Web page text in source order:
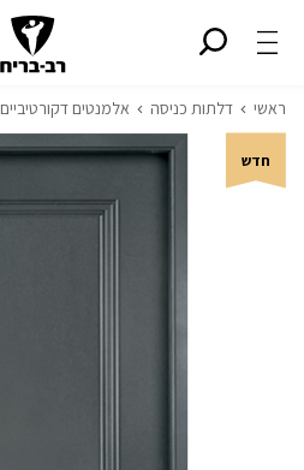
ראשי דלתות כניסה אלמנטים דקורטיביים
חדש